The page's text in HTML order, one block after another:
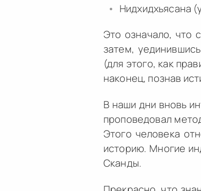
Нидхидхьясана
Это означало, что
затем,
(для этого, как
наконец, познав
В наши дни вновь
проповедовал
Этого человека
историю. Многие
Сканды.